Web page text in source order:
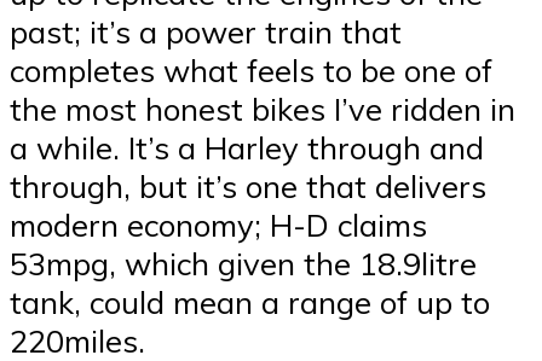
past; it’s a power train that
completes what feels to be one of
the most honest bikes I’ve ridden in
a while. It’s a Harley through and
through, but it’s one that delivers
modern economy; H-D claims
53mpg, which given the 18.9litre
tank, could mean a range of up to
220miles.